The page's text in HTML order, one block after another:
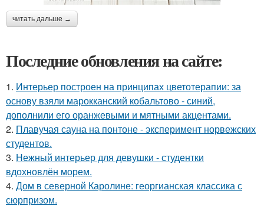
читать дальше →
Последние обновления на сайте:
1. Интерьер построен на принципах цветотерапии: за
основу взяли марокканский кобальтово - синий,
дополнили его оранжевыми и мятными акцентами.
2. Плавучая сауна на понтоне - эксперимент норвежских
студентов.
3. Нежный интерьер для девушки - студентки
вдохновлён морем.
4. Дом в северной Каролине: георгианская классика с
сюрпризом.